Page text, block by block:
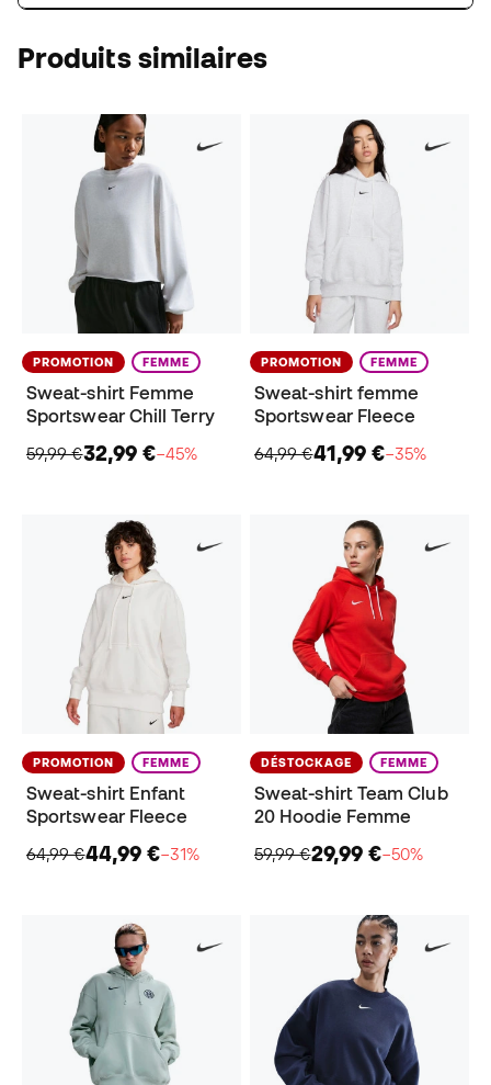
Produits similaires
PROMOTION FEMME
Sweat-shirt Femme
Sportswear Chill Terry
59,99 €32,99 €−45%
PROMOTION FEMME
Sweat-shirt femme
Sportswear Fleece
64,99 €41,99 €−35%
PROMOTION FEMME
Sweat-shirt Enfant
Sportswear Fleece
64,99 €44,99 €−31%
DÉSTOCKAGE FEMME
Sweat-shirt Team Club
20 Hoodie Femme
59,99 €29,99 €−50%